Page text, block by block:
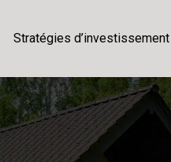
Stratégies d’investissement